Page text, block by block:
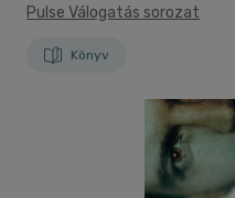
Pulse Válogatás sorozat
Könyv